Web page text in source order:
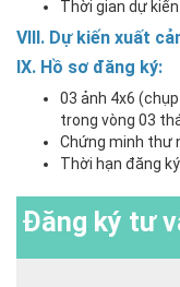
Thời gian dự
VIII. Dự kiến xuất
IX. Hồ sơ đăng ký:
03 ảnh 4x6
trong vòng 03
Chứng minh thư
Thời hạn đăng
Đăng ký tư